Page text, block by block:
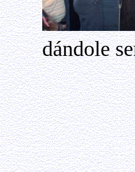
dándole